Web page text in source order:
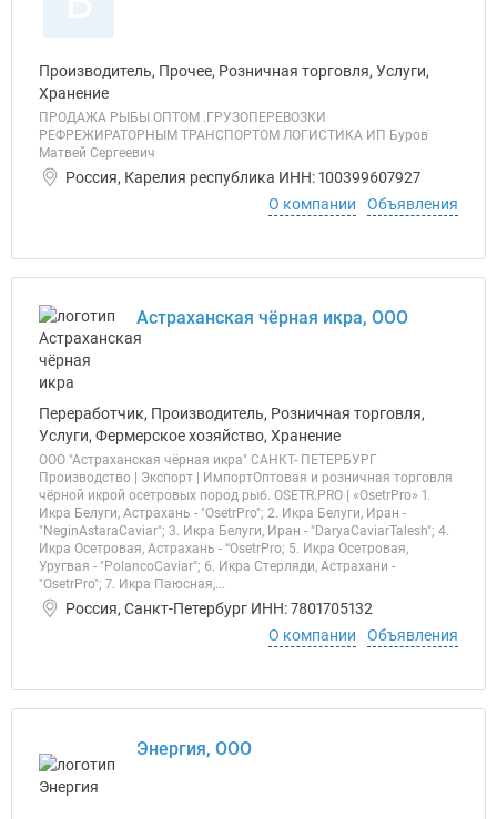
Производитель, Прочее, Розничная торговля, Услуги,
Хранение
ПРОДАЖА РЫБЫ ОПТОМ .ГРУЗОПЕРЕВОЗКИ
РЕФРЕЖИРАТОРНЫМ ТРАНСПОРТОМ ЛОГИСТИКА ИП Буров
Матвей Сергеевич
Россия, Карелия республика ИНН: 100399607927
О компании
Объявления
Астраханская чёрная икра, ООО
Переработчик, Производитель, Розничная торговля,
Услуги, Фермерское хозяйство, Хранение
ООО "Астраханская чёрная икра" САНКТ- ПЕТЕРБУРГ
Производство | Экспорт | Импорт ​Оптовая и розничная торговля
чёрной икрой осетровых пород рыб. OSETR.PRO | «OsetrPro» 1.
Икра Белуги, Астрахань - "OsetrPro"; 2. Икра Белуги, Иран -
"NeginAstaraCaviar"; 3. Икра Белуги, Иран - "DaryaCaviarTalesh"; 4.
Икра Осетровая, Астрахань - “OsetrPro; 5. Икра Осетровая,
Уругвая - "PolancoCaviar"; 6. Икра Стерляди, Астрахани -
"OsetrPro"; 7. Икра Паюсная,...
Россия, Санкт-Петербург ИНН: 7801705132
О компании
Объявления
Энергия, ООО